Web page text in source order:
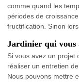
comme quand les
périodes de
fructification. Sinon
Jardinier qui vous
Si vous avez un projet
réaliser un entretien
Nous pouvons mettre